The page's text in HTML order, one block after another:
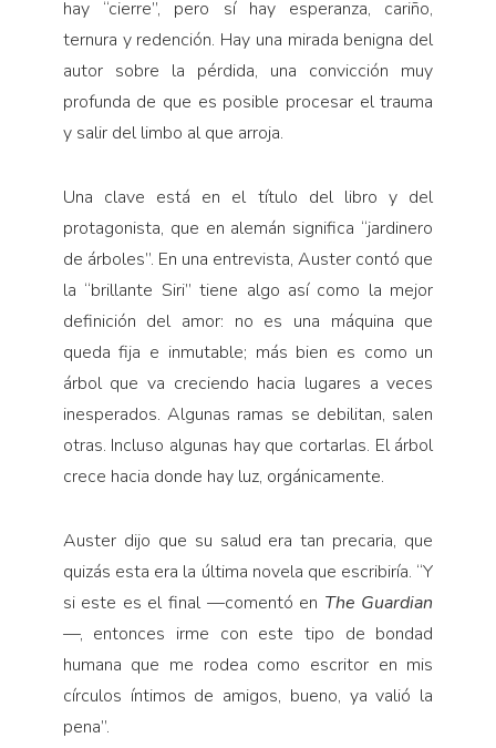
hay “cierre”, pero sí hay esperanza, cariño,
ternura y redención. Hay una mirada benigna del
autor sobre la pérdida, una convicción muy
profunda de que es posible procesar el trauma
y salir del limbo al que arroja.
Una clave está en el título del libro y del
protagonista, que en alemán significa “jardinero
de árboles”. En una entrevista, Auster contó que
la “brillante Siri” tiene algo así como la mejor
definición del amor: no es una máquina que
queda fija e inmutable; más bien es como un
árbol que va creciendo hacia lugares a veces
inesperados. Algunas ramas se debilitan, salen
otras. Incluso algunas hay que cortarlas. El árbol
crece hacia donde hay luz, orgánicamente.
Auster dijo que su salud era tan precaria, que
quizás esta era la última novela que escribiría. “Y
si este es el final —comentó en The Guardian
—, entonces irme con este tipo de bondad
humana que me rodea como escritor en mis
círculos íntimos de amigos, bueno, ya valió la
pena”.